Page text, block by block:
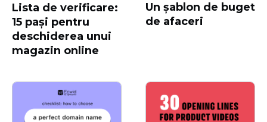
Lista de verificare:
15 pași pentru
deschiderea unui
magazin online
Un șablon de buget
de afaceri